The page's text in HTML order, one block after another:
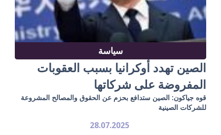
سياسة
الصين تهدد أوكرانيا بسبب العقوبات
المفروضة على شركاتها
قوه جياكون: الصين ستدافع بحزم عن الحقوق والمصالح المشروعة
للشركات الصينية
28.07.2025